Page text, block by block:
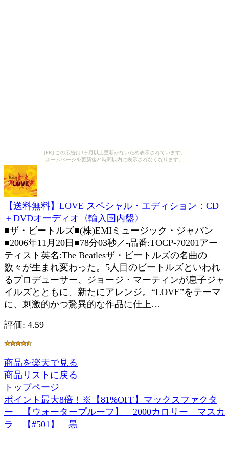
[PR] この広告は3ヶ月以上更新がないため表示されています。
ホームページを更新後24時間以内に表示されなくなります。
【送料無料】LOVE スペシャル・エディション：CD
＋DVDオーディオ〈輸入国内盤〉
■ザ・ビートルズ■(株)EMIミュージック・ジャパン
■2006年11月20日■78分03秒／-品番:TOCP-70201アー
ティスト英名:The Beatlesザ・ビートルズの名曲の
数々が生まれ変わった。5人目のビートルズといわれ
るプロデューサー、ジョージ・マーティンが息子ジャ
イルズとともに、新たにアレンジ。“LOVE”をテーマ
に、刺激的かつ驚異的な作品に仕上…
評価: 4.59
商品を楽天で見る
商品リストに戻る
トップページ
ポイント最大8倍！※【81%OFF】マックスファクタ
ー 【ウォータープルーフ】 2000カロリー マスカ
ラ 【#501】 黒